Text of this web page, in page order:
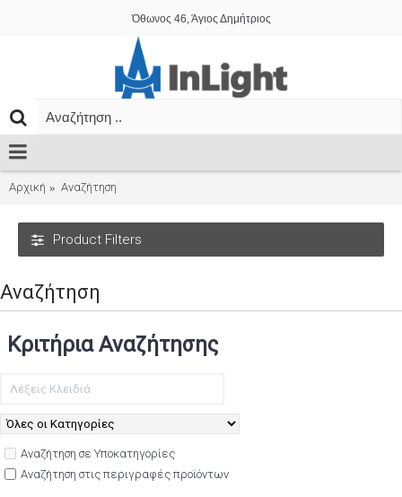
Όθωνος 46, Άγιος Δημήτριος
Αρχική Αναζήτηση
Product Filters
Αναζήτηση
Κριτήρια Αναζήτησης
Αναζήτηση σε Υποκατηγορίες
Αναζήτηση στις περιγραφές προϊόντων